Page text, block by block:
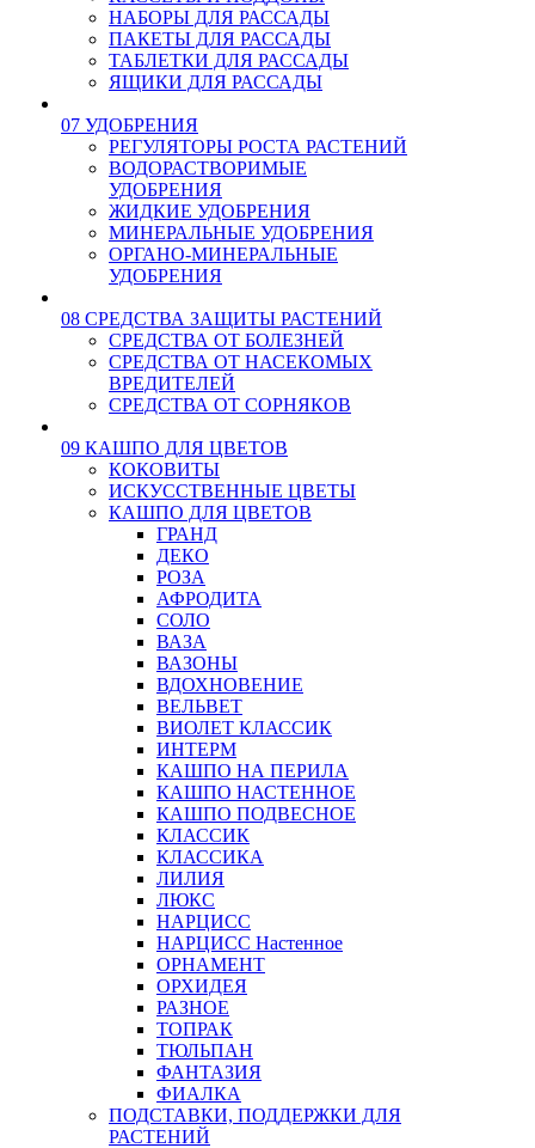
НАБОРЫ ДЛЯ РАССАДЫ
ПАКЕТЫ ДЛЯ РАССАДЫ
ТАБЛЕТКИ ДЛЯ РАССАДЫ
ЯЩИКИ ДЛЯ РАССАДЫ
07 УДОБРЕНИЯ
РЕГУЛЯТОРЫ РОСТА РАСТЕНИЙ
ВОДОРАСТВОРИМЫЕ
УДОБРЕНИЯ
ЖИДКИЕ УДОБРЕНИЯ
МИНЕРАЛЬНЫЕ УДОБРЕНИЯ
ОРГАНО-МИНЕРАЛЬНЫЕ
УДОБРЕНИЯ
08 СРЕДСТВА ЗАЩИТЫ РАСТЕНИЙ
СРЕДСТВА ОТ БОЛЕЗНЕЙ
СРЕДСТВА ОТ НАСЕКОМЫХ
ВРЕДИТЕЛЕЙ
СРЕДСТВА ОТ СОРНЯКОВ
09 КАШПО ДЛЯ ЦВЕТОВ
КОКОВИТЫ
ИСКУССТВЕННЫЕ ЦВЕТЫ
КАШПО ДЛЯ ЦВЕТОВ
ГРАНД
ДЕКО
РОЗА
АФРОДИТА
СОЛО
ВАЗА
ВАЗОНЫ
ВДОХНОВЕНИЕ
ВЕЛЬВЕТ
ВИОЛЕТ КЛАССИК
ИНТЕРМ
КАШПО НА ПЕРИЛА
КАШПО НАСТЕННОЕ
КАШПО ПОДВЕСНОЕ
КЛАССИК
КЛАССИКА
ЛИЛИЯ
ЛЮКС
НАРЦИСС
НАРЦИСС Настенное
ОРНАМЕНТ
ОРХИДЕЯ
РАЗНОЕ
ТОПРАК
ТЮЛЬПАН
ФАНТАЗИЯ
ФИАЛКА
ПОДСТАВКИ, ПОДДЕРЖКИ ДЛЯ
РАСТЕНИЙ